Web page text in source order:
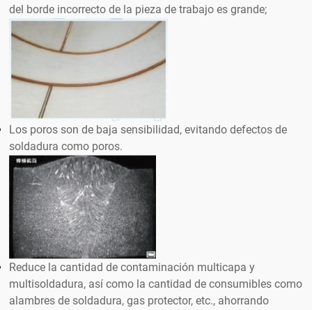
del borde incorrecto de la pieza de trabajo es grande;
Los poros son de baja sensibilidad, evitando defectos de
soldadura como poros.
Reduce la cantidad de contaminación multicapa y
multisoldadura, así como la cantidad de consumibles como
alambres de soldadura, gas protector, etc., ahorrando